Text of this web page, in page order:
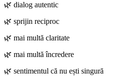
🌿 dialog autentic
🌿 sprijin reciproc
🌿 mai multă claritate
🌿 mai multă încredere
🌿 sentimentul că nu ești singură